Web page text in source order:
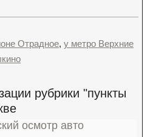
Отрадное, у метро Верхние
рубрики "пункты